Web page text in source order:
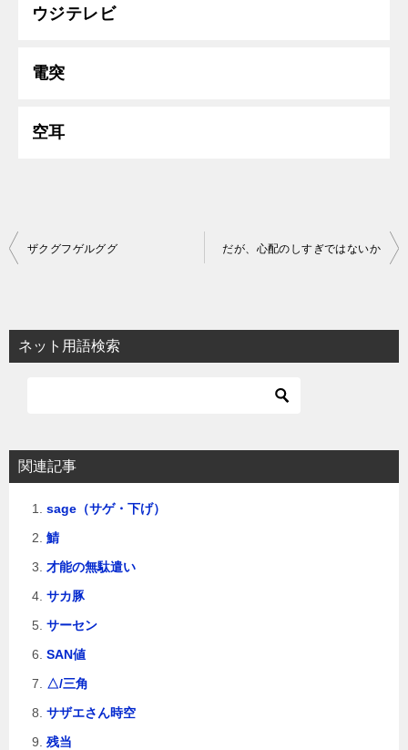
ウジテレビ
電突
空耳
投
ビ
ゲ
ョ
ン
ザクグフゲルググ だが、心配のしすぎではないか
ネット用語検索
関連記事
sage（サゲ・下げ）
鯖
才能の無駄遣い
サカ豚
サーセン
SAN値
△/三角
サザエさん時空
残当